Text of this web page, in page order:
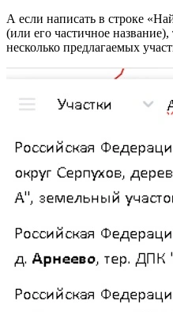
А если написать в строке
(или его частичное
несколько предлагаемых